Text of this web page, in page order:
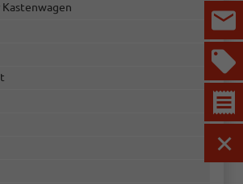
Kastenwagen